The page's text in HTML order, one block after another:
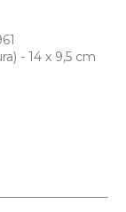
- 14 x 9,5 cm